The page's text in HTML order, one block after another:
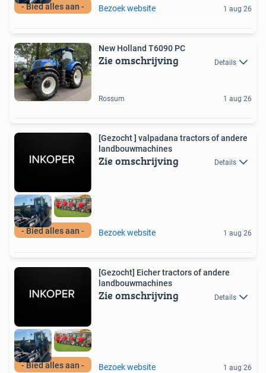
- Bied alles aan - Bezoek website 1 aug 26
New Holland T6090 PC
Zie omschrijving Details
Rossum 1 aug 26
- Bied alles aan -
[Gezocht ] valpadana tractors of andere
landbouwmachines
Zie omschrijving Details
Bezoek website 1 aug 26
- Bied alles aan -
[Gezocht] Eicher tractors of andere
landbouwmachines
Zie omschrijving Details
Bezoek website 1 aug 26